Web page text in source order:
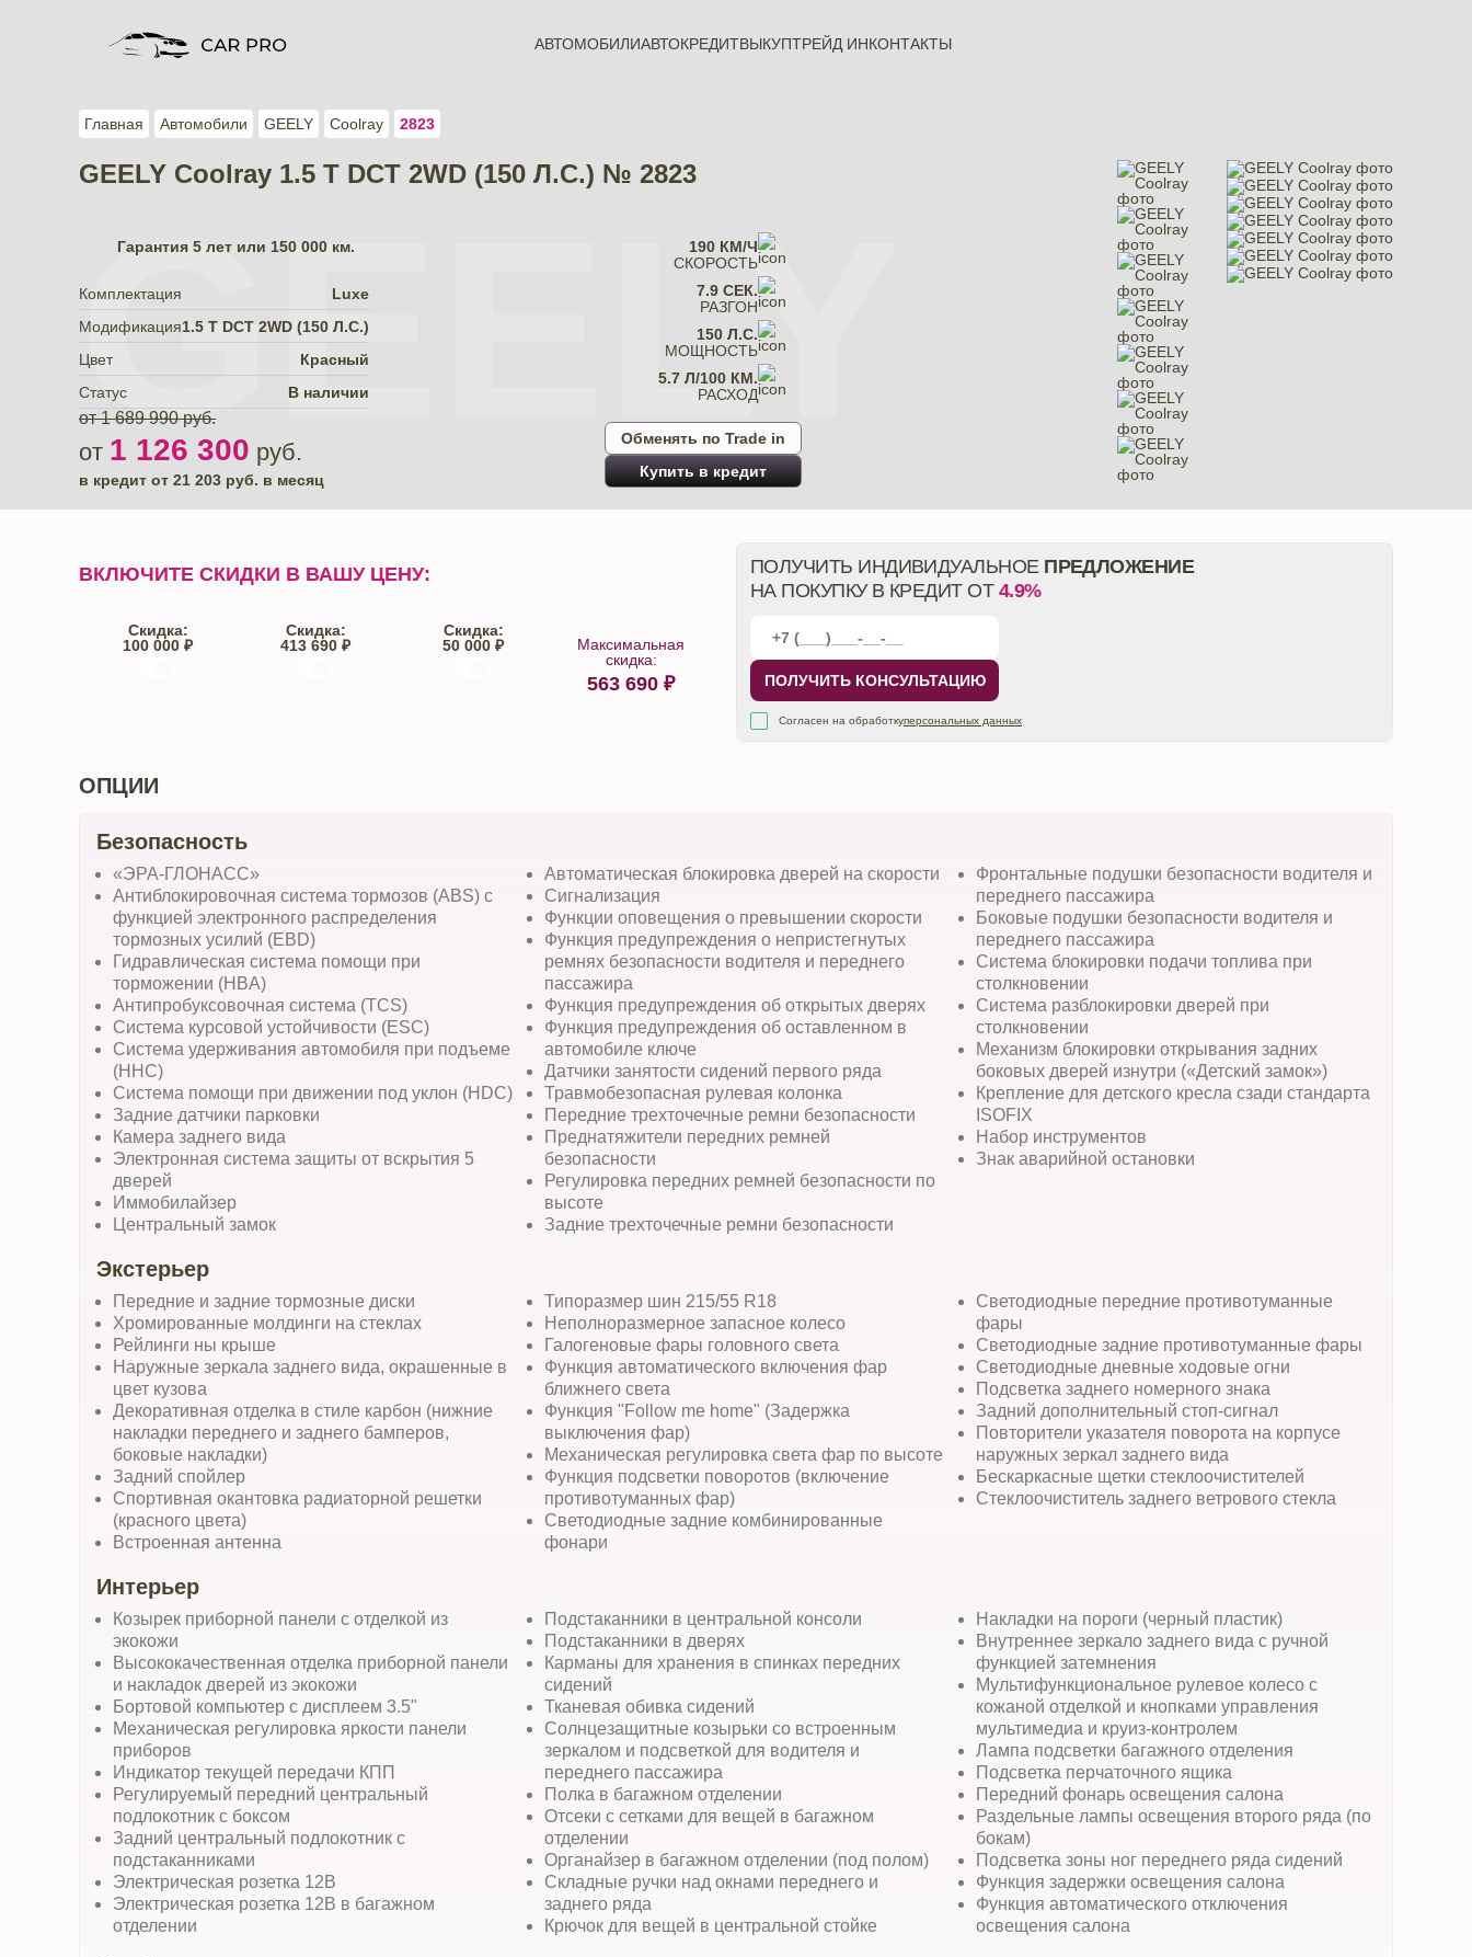
АВТОМОБИЛИАВТОКРЕДИТВЫКУПТРЕЙД ИНКОНТАКТЫ
Главная Автомобили GEELY Coolray 2823
GEELY
GEELY Coolray 1.5 T DCT 2WD (150 Л.С.) № 2823
Гарантия 5 лет или 150 000 км.
Комплектация
Luxe
Модификация1.5 T DCT 2WD (150 Л.С.)
Цвет
Красный
Статус
В наличии
от 1 689 990 руб.
от 1 126 300 руб.
в кредит от 21 203 руб. в месяц
190 КМ/Ч
СКОРОСТЬ
7.9 СЕК.
РАЗГОН
150 Л.С.
МОЩНОСТЬ
5.7 Л/100 КМ.
РАСХОД
Обменять по Trade in
Купить в кредит
ВКЛЮЧИТЕ СКИДКИ В ВАШУ ЦЕНУ:
Скидка:
100 000 ₽
Скидка:
413 690 ₽
Скидка:
50 000 ₽
Максимальная
скидка:
563 690 ₽
ПОЛУЧИТЬ ИНДИВИДУАЛЬНОЕ ПРЕДЛОЖЕНИЕ
НА ПОКУПКУ В КРЕДИТ ОТ 4.9%
ПОЛУЧИТЬ КОНСУЛЬТАЦИЮ
Согласен на обработкуперсональных данных
ОПЦИИ
Безопасность
«ЭРА-ГЛОНАСС»
Антиблокировочная система тормозов (ABS) с
функцией электронного распределения
тормозных усилий (EBD)
Гидравлическая система помощи при
торможении (HBA)
Антипробуксовочная система (TCS)
Система курсовой устойчивости (ESC)
Система удерживания автомобиля при подъеме
(HHC)
Система помощи при движении под уклон (HDC)
Задние датчики парковки
Камера заднего вида
Электронная система защиты от вскрытия 5
дверей
Иммобилайзер
Центральный замок
Автоматическая блокировка дверей на скорости
Сигнализация
Функции оповещения о превышении скорости
Функция предупреждения о непристегнутых
ремнях безопасности водителя и переднего
пассажира
Функция предупреждения об открытых дверях
Функция предупреждения об оставленном в
автомобиле ключе
Датчики занятости сидений первого ряда
Травмобезопасная рулевая колонка
Передние трехточечные ремни безопасности
Преднатяжители передних ремней
безопасности
Регулировка передних ремней безопасности по
высоте
Задние трехточечные ремни безопасности
Фронтальные подушки безопасности водителя и
переднего пассажира
Боковые подушки безопасности водителя и
переднего пассажира
Система блокировки подачи топлива при
столкновении
Система разблокировки дверей при
столкновении
Механизм блокировки открывания задних
боковых дверей изнутри («Детский замок»)
Крепление для детского кресла сзади стандарта
ISOFIX
Набор инструментов
Знак аварийной остановки
Экстерьер
Передние и задние тормозные диски
Хромированные молдинги на стеклах
Рейлинги ны крыше
Наружные зеркала заднего вида, окрашенные в
цвет кузова
Декоративная отделка в стиле карбон (нижние
накладки переднего и заднего бамперов,
боковые накладки)
Задний спойлер
Спортивная окантовка радиаторной решетки
(красного цвета)
Встроенная антенна
Типоразмер шин 215/55 R18
Неполноразмерное запасное колесо
Галогеновые фары головного света
Функция автоматического включения фар
ближнего света
Функция "Follow me home" (Задержка
выключения фар)
Механическая регулировка света фар по высоте
Функция подсветки поворотов (включение
противотуманных фар)
Светодиодные задние комбинированные
фонари
Светодиодные передние противотуманные
фары
Светодиодные задние противотуманные фары
Светодиодные дневные ходовые огни
Подсветка заднего номерного знака
Задний дополнительный стоп-сигнал
Повторители указателя поворота на корпусе
наружных зеркал заднего вида
Бескаркасные щетки стеклоочистителей
Стеклоочиститель заднего ветрового стекла
Интерьер
Козырек приборной панели с отделкой из
экокожи
Высококачественная отделка приборной панели
и накладок дверей из экокожи
Бортовой компьютер с дисплеем 3.5"
Механическая регулировка яркости панели
приборов
Индикатор текущей передачи КПП
Регулируемый передний центральный
подлокотник с боксом
Задний центральный подлокотник с
подстаканниками
Электрическая розетка 12В
Электрическая розетка 12В в багажном
отделении
Подстаканники в центральной консоли
Подстаканники в дверях
Карманы для хранения в спинках передних
сидений
Тканевая обивка сидений
Солнцезащитные козырьки со встроенным
зеркалом и подсветкой для водителя и
переднего пассажира
Полка в багажном отделении
Отсеки с сетками для вещей в багажном
отделении
Органайзер в багажном отделении (под полом)
Складные ручки над окнами переднего и
заднего ряда
Крючок для вещей в центральной стойке
Накладки на пороги (черный пластик)
Внутреннее зеркало заднего вида с ручной
функцией затемнения
Мультифункциональное рулевое колесо с
кожаной отделкой и кнопками управления
мультимедиа и круиз-контролем
Лампа подсветки багажного отделения
Подсветка перчаточного ящика
Передний фонарь освещения салона
Раздельные лампы освещения второго ряда (по
бокам)
Подсветка зоны ног переднего ряда сидений
Функция задержки освещения салона
Функция автоматического отключения
освещения салона